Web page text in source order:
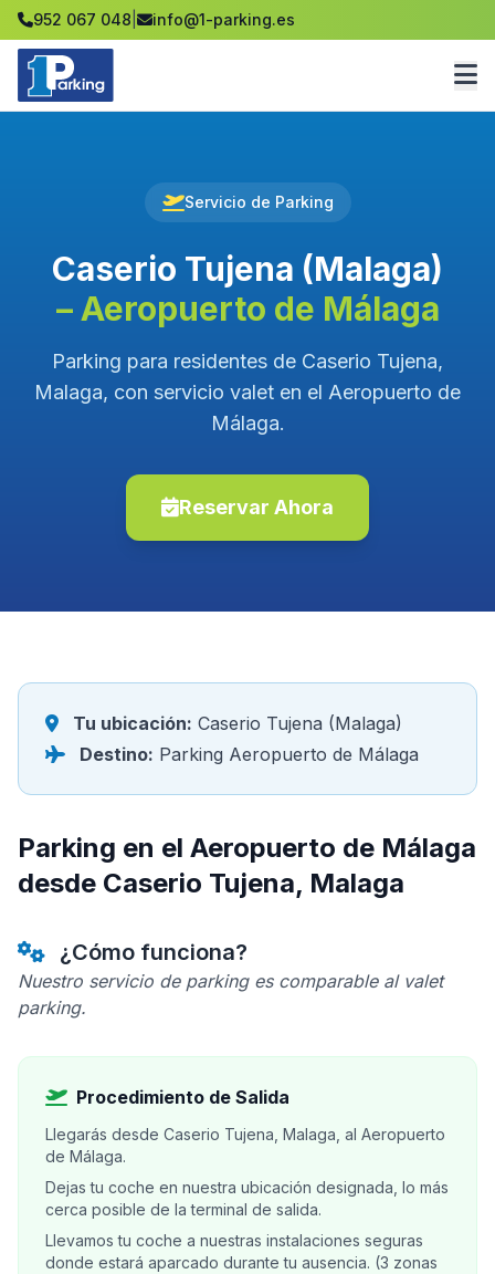
952 067 048 info@1-parking.es
Servicio de Parking
Caserio Tujena (Malaga)
– Aeropuerto de Málaga
Parking para residentes de Caserio Tujena,
Malaga, con servicio valet en el Aeropuerto de
Málaga.
Reservar Ahora
Tu ubicación: Caserio Tujena (Malaga)
Destino: Parking Aeropuerto de Málaga
Parking en el Aeropuerto de Málaga
desde Caserio Tujena, Malaga
¿Cómo funciona?
Nuestro servicio de parking es comparable al valet
parking.
Procedimiento de Salida
Llegarás desde Caserio Tujena, Malaga, al Aeropuerto
de Málaga.
Dejas tu coche en nuestra ubicación designada, lo más
cerca posible de la terminal de salida.
Llevamos tu coche a nuestras instalaciones seguras
donde estará aparcado durante tu ausencia. (3 zonas